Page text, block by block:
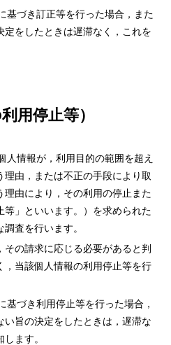
基づき訂正等を行った場合，また
定をしたときは遅滞なく，これを
用停止等）
人情報が，利用目的の範囲を超え
由，または不正の手段により取
理由により，その利用の停止また
等」といいます。）を求められた
査を行います。
の請求に応じる必要があると判
，当該個人情報の利用停止等を行
基づき利用停止等を行った場合，
い旨の決定をしたときは，遅滞な
ます。